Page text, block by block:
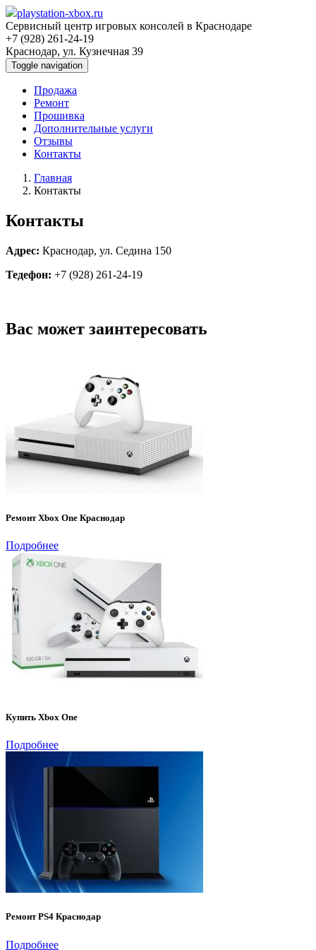
playstation-xbox.ru
Сервисный центр игровых консолей в Краснодаре
+7 (928) 261-24-19
Краснодар, ул. Кузнечная 39
Toggle navigation
Продажа
Ремонт
Прошивка
Дополнительные услуги
Отзывы
Контакты
Главная
Контакты
Контакты
Адрес: Краснодар, ул. Седина 150
Тедефон: +7 (928) 261-24-19
Вас может заинтересовать
Ремонт Xbox One Краснодар
Подробнее
Купить Xbox One
Подробнее
Ремонт PS4 Краснодар
Подробнее